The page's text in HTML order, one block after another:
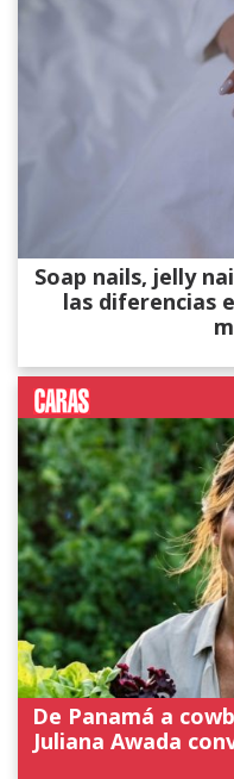
Soap nails, jelly
las diferencias
De Panamá a
Juliana Awada